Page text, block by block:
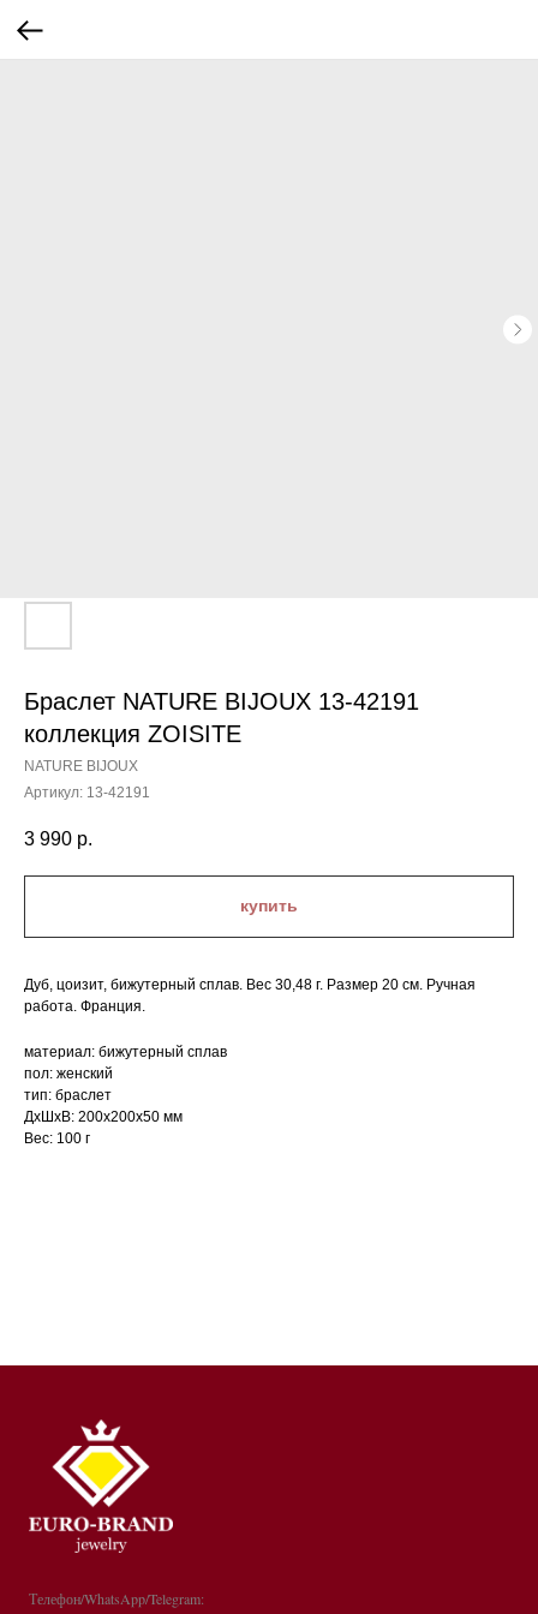
Браслет NATURE BIJOUX 13-42191
коллекция ZOISITE
NATURE BIJOUX
Артикул: 13-42191
3 990 р.
купить
Дуб, цоизит, бижутерный сплав. Вес 30,48 г. Размер 20 см. Ручная
работа. Франция.
материал: бижутерный сплав
пол: женский
тип: браслет
ДxШxВ: 200x200x50 мм
Вес: 100 г
Телефон/WhatsApp/Telegram: